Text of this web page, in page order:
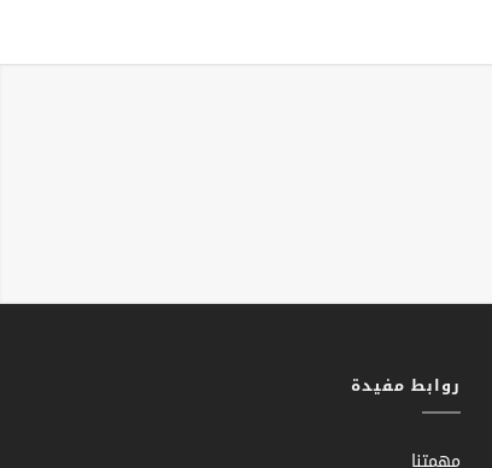
روابط مفيدة
مهمتنا